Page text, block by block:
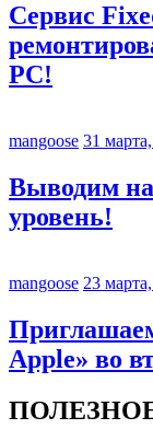
Сервис
PC!
mangoose 31
Выводим
уровень!
mangoose 23
Apple» во